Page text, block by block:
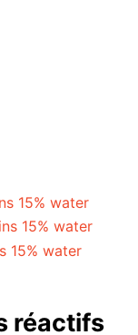
15% water
15% water
15% water
réactifs